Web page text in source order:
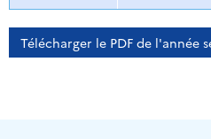
Télécharger le PDF de l'année